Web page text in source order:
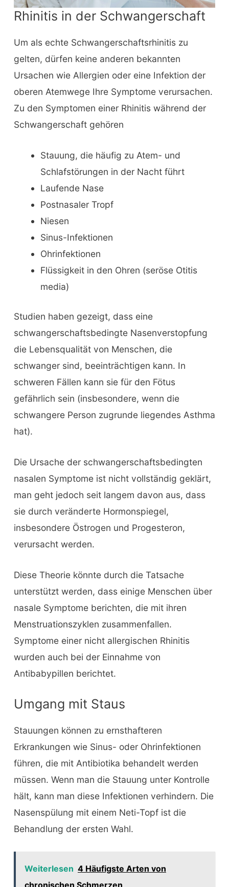
Rhinitis in der Schwangerschaft
Um als echte Schwangerschaftsrhinitis zu
gelten, dürfen keine anderen bekannten
Ursachen wie Allergien oder eine Infektion der
oberen Atemwege Ihre Symptome verursachen.
Zu den Symptomen einer Rhinitis während der
Schwangerschaft gehören
Stauung, die häufig zu Atem- und
Schlafstörungen in der Nacht führt
Laufende Nase
Postnasaler Tropf
Niesen
Sinus-Infektionen
Ohrinfektionen
Flüssigkeit in den Ohren (seröse Otitis
media)
Studien haben gezeigt, dass eine
schwangerschaftsbedingte Nasenverstopfung
die Lebensqualität von Menschen, die
schwanger sind, beeinträchtigen kann. In
schweren Fällen kann sie für den Fötus
gefährlich sein (insbesondere, wenn die
schwangere Person zugrunde liegendes Asthma
hat).
Die Ursache der schwangerschaftsbedingten
nasalen Symptome ist nicht vollständig geklärt,
man geht jedoch seit langem davon aus, dass
sie durch veränderte Hormonspiegel,
insbesondere Östrogen und Progesteron,
verursacht werden.
Diese Theorie könnte durch die Tatsache
unterstützt werden, dass einige Menschen über
nasale Symptome berichten, die mit ihren
Menstruationszyklen zusammenfallen.
Symptome einer nicht allergischen Rhinitis
wurden auch bei der Einnahme von
Antibabypillen berichtet.
Umgang mit Staus
Stauungen können zu ernsthafteren
Erkrankungen wie Sinus- oder Ohrinfektionen
führen, die mit Antibiotika behandelt werden
müssen. Wenn man die Stauung unter Kontrolle
hält, kann man diese Infektionen verhindern. Die
Nasenspülung mit einem Neti-Topf ist die
Behandlung der ersten Wahl.
Weiterlesen 4 Häufigste Arten von